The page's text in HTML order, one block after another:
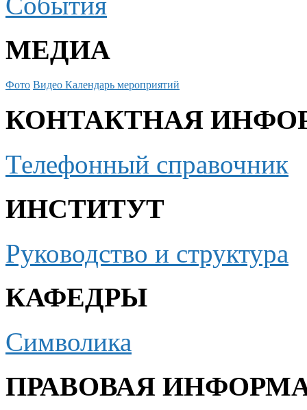
МЕДИА
Фото Видео Календарь мероприятий
КОНТАКТНАЯ
Телефонный справочник
ИНСТИТУТ
Руководство и структура
КАФЕДРЫ
Символика
ПРАВОВАЯ